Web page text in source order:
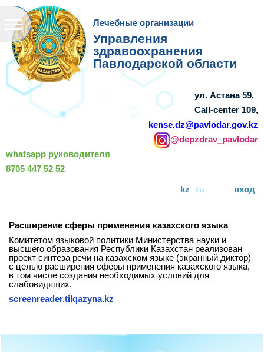
Лечебные организации
Управления
здравоохранения
Павлодарской области
ул. Астана 59,
Call-center 109,
kense.dz@pavlodar.gov.kz
@depzdrav_pavlodar
whatsapp руководителя
8705 447 52 52
kz ru вход
Расширение сферы применения казахского языка
Комитетом языковой политики Министерства науки и
высшего образования Республики Казахстан реализован
проект синтеза речи на казахском языке (экранный диктор)
с целью расширения сферы применения казахского языка,
в том числе создания необходимых условий для
слабовидящих.
screenreader.tilqazyna.kz